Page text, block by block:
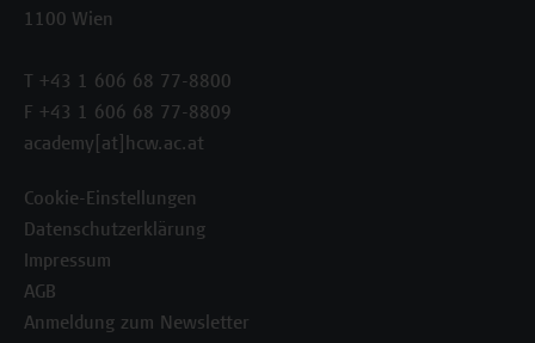
1100 Wien
T +43 1 606 68 77-8800
F +43 1 606 68 77-8809
academy[at]hcw.ac.at
Cookie-Einstellungen
Datenschutzerklärung
Impressum
AGB
Anmeldung zum Newsletter